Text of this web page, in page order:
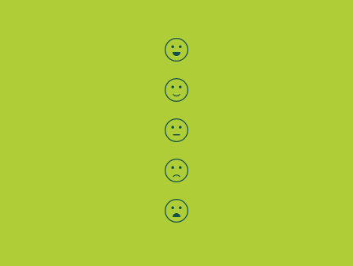
Bewertung auswählen